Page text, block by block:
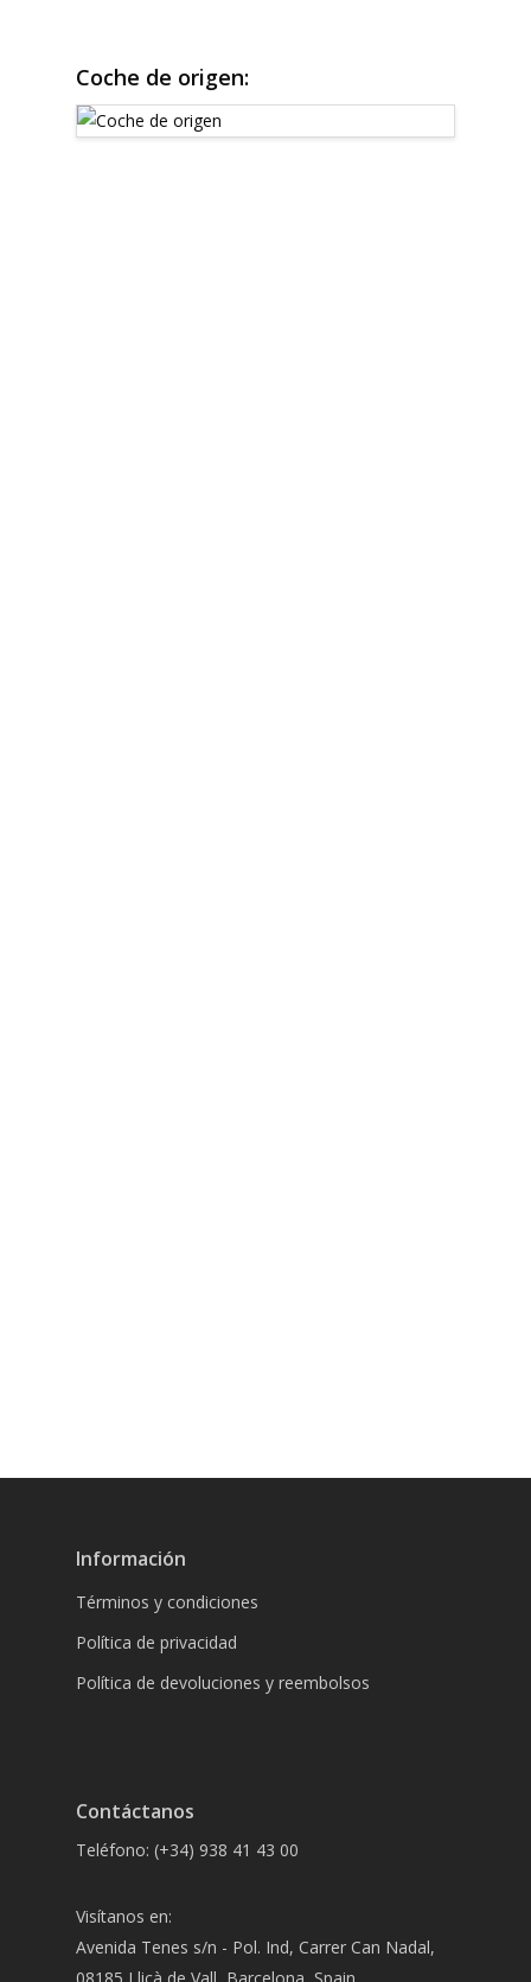
Coche de origen:
Información
Términos y condiciones
Política de privacidad
Política de devoluciones y reembolsos
Contáctanos
Teléfono: (+34) 938 41 43 00
Visítanos en:
Avenida Tenes s/n - Pol. Ind, Carrer Can Nadal,